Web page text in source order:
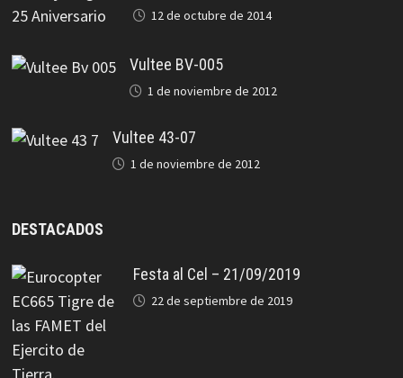
12 de octubre de 2014
Vultee BV-005
1 de noviembre de 2012
Vultee 43-07
1 de noviembre de 2012
DESTACADOS
Festa al Cel – 21/09/2019
22 de septiembre de 2019